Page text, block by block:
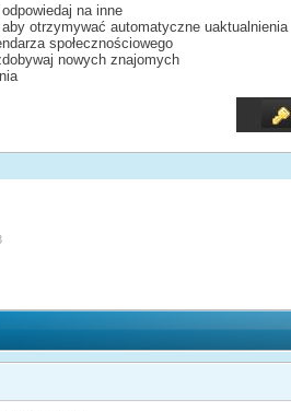
na inne
otrzymywać automatyczne uaktualnienia
społecznościowego
nowych znajomych